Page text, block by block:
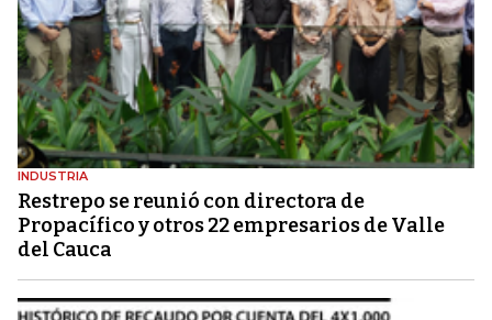
INDUSTRIA
Restrepo se reunió con directora de
Propacífico y otros 22 empresarios de Valle
del Cauca